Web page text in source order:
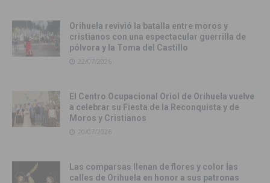
Orihuela revivió la batalla entre moros y
cristianos con una espectacular guerrilla de
pólvora y la Toma del Castillo
22/07/2026
El Centro Ocupacional Oriol de Orihuela vuelve
a celebrar su Fiesta de la Reconquista y de
Moros y Cristianos
20/07/2026
Las comparsas llenan de flores y color las
calles de Orihuela en honor a sus patronas